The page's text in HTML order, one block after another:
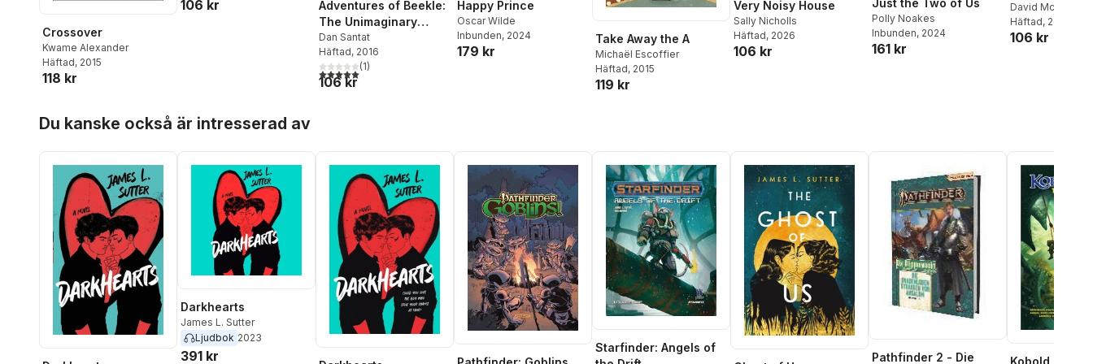
Cabrera
Crossover
Kwame Alexander
Häftad, 2015
118 kr
106 kr
Adventures of Beekle:
The Unimaginary
Friend
Dan Santat
Häftad, 2016
5,0utav 5 stjärnor. Totalt antal röster:
(1)
106 kr
Happy Prince
Oscar Wilde
Inbunden, 2024
179 kr
Take Away the A
Michaël Escoffier
Häftad, 2015
119 kr
Very Noisy House
Sally Nicholls
Häftad, 2026
106 kr
Polly Noakes
Inbunden, 2024
161 kr
David McKee
Häftad, 2015
106 kr
Du kanske också är intresserad av
Darkhearts
James L. Sutter
Ljudbok 2023
391 kr
Starfinder: Angels of
Pathfinder 2 - Die